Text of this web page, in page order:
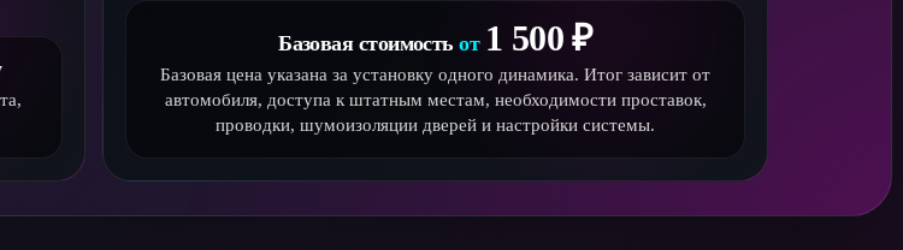
Базовая стоимостьот 1 500 ₽
Базовая цена указана за установку одного динамика. Итог зависит от
автомобиля, доступа к штатным местам, необходимости проставок,
проводки, шумоизоляции дверей и настройки системы.